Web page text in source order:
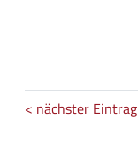
< nächster Eintrag